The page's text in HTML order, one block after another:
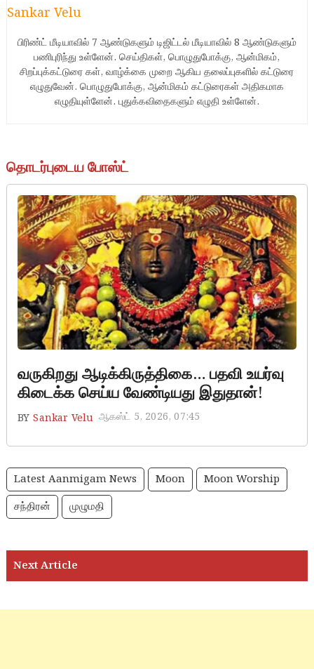
Sankar Velu
பிரிண்ட் மீடியாவில் 7 ஆண்டுகளும் டிஜிட்டல் மீடியாவில் 8 ஆண்டுகளும்
பணிபுரிந்து உள்ளேன். செய்திகள், பொழுதுபோக்கு, ஆன்மிகம்,
சிறப்புக்கட்டுரை கள், வாழ்க்கை முறை ஆகிய தலைப்புகளில் கட்டுரை
எழுதுவேன். பொழுதுபோக்கு, ஆன்மிகம் கட்டுரைகள் அதிகமாக
எழுதியுள்ளேன். புதுக்கவிதைகளும் எழுதி உள்ளேன்.
தொடர்புடைய போஸ்ட்
வருகிறது ஆடிக்கிருத்திகை… பதவி உயர்வு
கிடைக்க செய்ய வேண்டியது இதுதான்!
BY Sankar Velu ஆகஸ்ட் 5, 2026, 07:45
Latest Aanmigam News Moon
Moon Worship
சந்திரன்
முழுமதி